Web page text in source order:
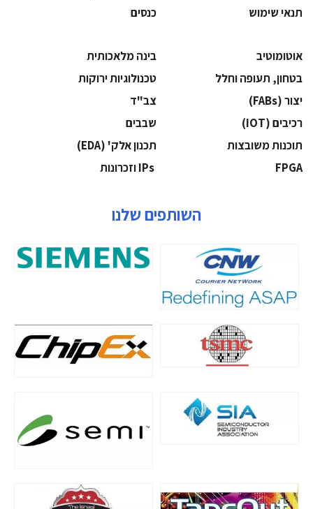
תנאי שימוש
כנסים
אוטומוטיב
בינה מלאכותית
בטחון, תעופה וחלל
‫טכנולוגיות ירוקות‬
‫יצור (‪(FABs‬‬
‫צב"ד‬
‫רכיבים‬ (IOT)
‫שבבים‬
‫תוכנות משובצות‬
‫תכנון אלק' (‪(EDA‬‬
‫‪FPGA‬‬
השותפים שלנו